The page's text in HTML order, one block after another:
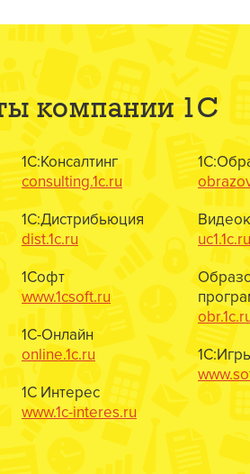
компании 1С
1С:Консалтинг
consulting.1c.ru
1С:Дистрибьюция
dist.1c.ru
1Софт
www.1csoft.ru
1С-Онлайн
online.1c.ru
1С Интерес
www.1c-interes.ru
uc1.1c.ru